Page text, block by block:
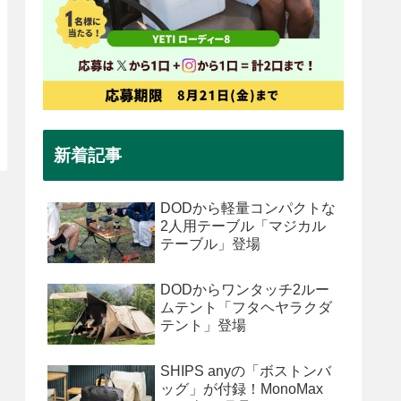
新着記事
DODから軽量コンパクトな
2人用テーブル「マジカル
テーブル」登場
DODからワンタッチ2ルー
ムテント「フタヘヤラクダ
テント」登場
SHIPS anyの「ボストンバ
ッグ」が付録！MonoMax